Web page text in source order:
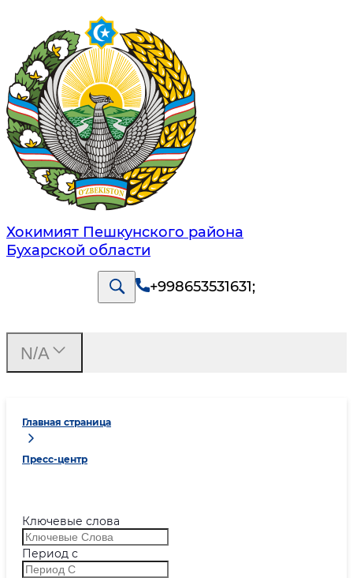
Хокимият Пешкунского района
Бухарской области
+998653531631;
Главная страница
Пресс-центр
Ключевые слова
Период с
N/A